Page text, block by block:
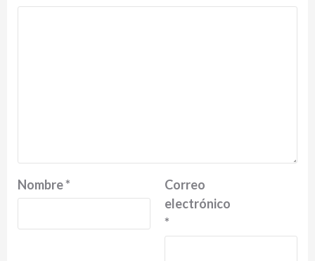
Nombre*
Correo
electrónico
*